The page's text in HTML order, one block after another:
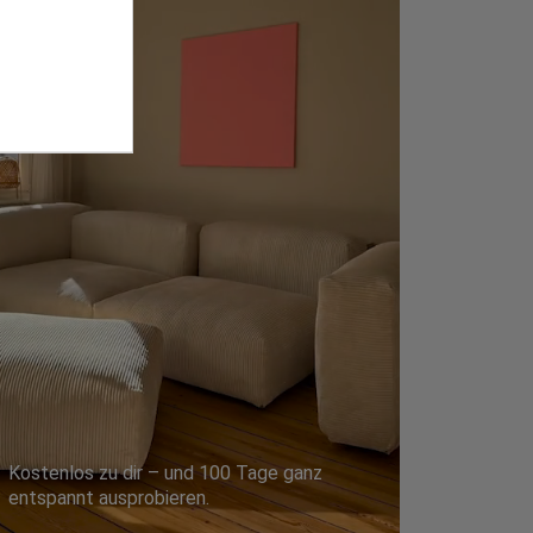
Kostenlos zu dir – und 100 Tage ganz
entspannt ausprobieren.